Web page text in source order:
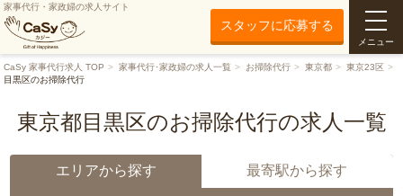
家事代行・家政婦の求人サイト
スタッフに応募する
メニュー
CaSy 家事代行求人 TOP 家事代行･家政婦の求人一覧 お掃除代行 東京都
東京23区
目黒区のお掃除代行
東京都目黒区のお掃除代行の求人一覧
エリアから探す 最寄駅から探す